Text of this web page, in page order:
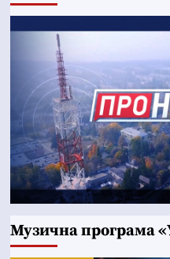
Музична програма